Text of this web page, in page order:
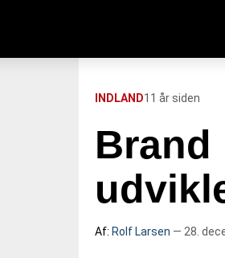
INDLAND11 år siden
Af: Rolf Larsen — 28.